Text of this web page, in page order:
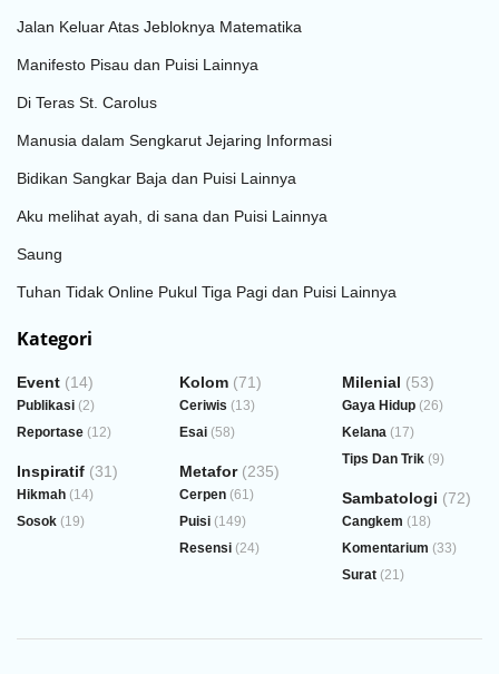
Jalan Keluar Atas Jebloknya Matematika
Manifesto Pisau dan Puisi Lainnya
Di Teras St. Carolus
Manusia dalam Sengkarut Jejaring Informasi
Bidikan Sangkar Baja dan Puisi Lainnya
Aku melihat ayah, di sana dan Puisi Lainnya
Saung
Tuhan Tidak Online Pukul Tiga Pagi dan Puisi Lainnya
Kategori
Event (14)
Publikasi (2)
Reportase (12)
Inspiratif (31)
Hikmah (14)
Sosok (19)
Kolom (71)
Ceriwis (13)
Esai (58)
Metafor(235)
Cerpen (61)
Puisi (149)
Resensi (24)
Milenial (53)
Gaya Hidup (26)
Kelana (17)
Tips Dan Trik (9)
Sambatologi (72)
Cangkem (18)
Komentarium (33)
Surat (21)